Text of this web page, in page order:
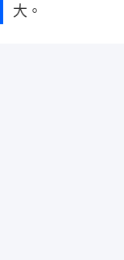
大。